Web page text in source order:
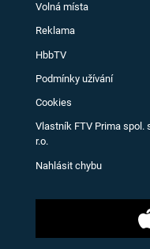
Volná místa
Reklama
HbbTV
Podmínky užívání
Cookies
Vlastník FTV Prima spol.
r.o.
Nahlásit chybu